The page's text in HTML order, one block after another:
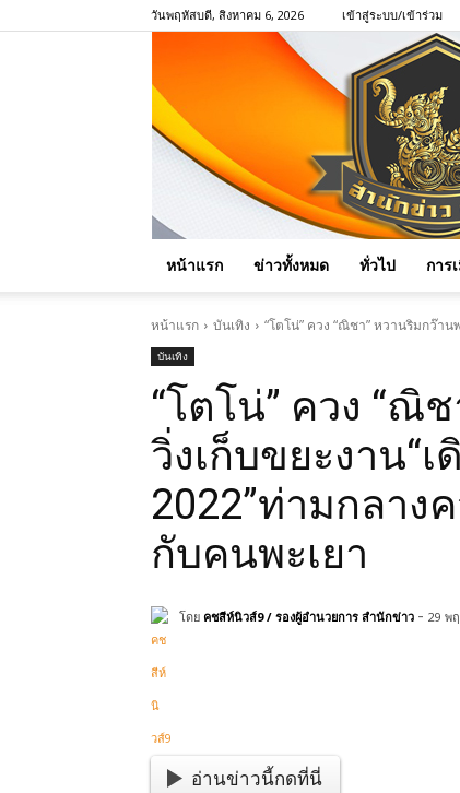
วันพฤหัสบดี, สิงหาคม 6, 2026 เข้าสู่ระบบ/เข้าร่วม
หน้าแรก ข่าวทั้งหมด ทั่วไป การ
หน้าแรก บันเทิง “โตโน่” ควง “ณิชา” หวานริมกว๊า
บันเทิง
“โตโน่” ควง “ณิ
วิ่งเก็บขยะงาน“
2022”ท่ามกลาง
กับคนพะเยา
โดย คชสีห์นิวส์9 / รองผู้อำนวยการ สำนักข่าว - 29 พ
อ่านข่าวนี้กดที่นี่